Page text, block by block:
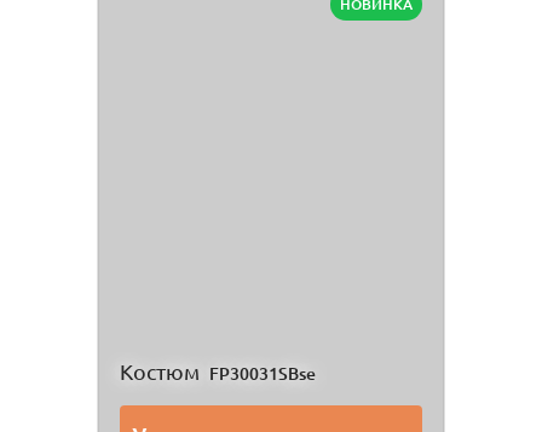
НОВИНКА
Костюм FP30031SBse